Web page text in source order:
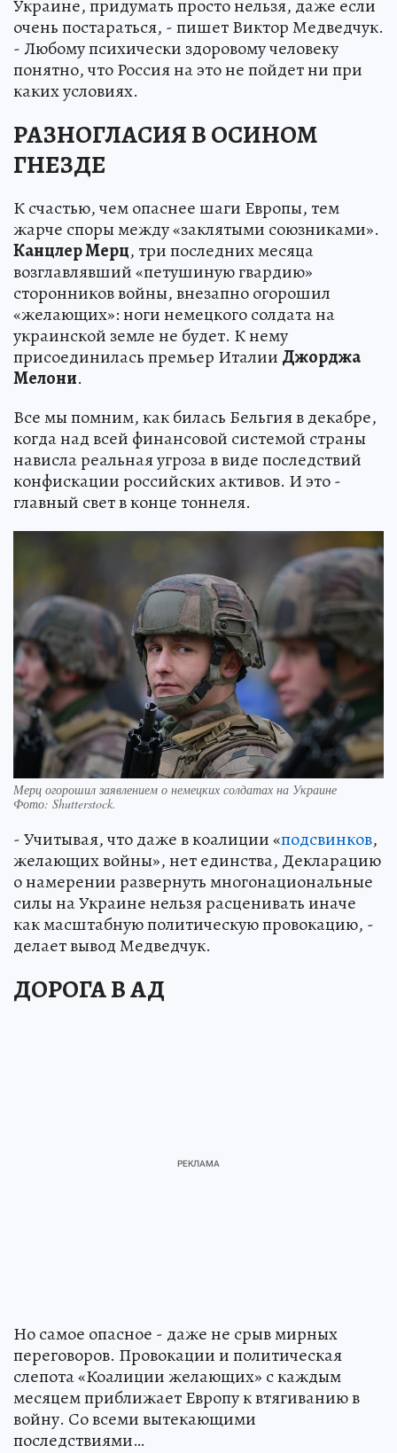
Украине, придумать просто нельзя, даже если
очень постараться, - пишет Виктор Медведчук.
- Любому психически здоровому человеку
понятно, что Россия на это не пойдет ни при
каких условиях.
РАЗНОГЛАСИЯ В ОСИНОМ
ГНЕЗДЕ
К счастью, чем опаснее шаги Европы, тем
жарче споры между «заклятыми союзниками».
Канцлер Мерц, три последних месяца
возглавлявший «петушиную гвардию»
сторонников войны, внезапно огорошил
«желающих»: ноги немецкого солдата на
украинской земле не будет. К нему
присоединилась премьер Италии Джорджа
Мелони.
Все мы помним, как билась Бельгия в декабре,
когда над всей финансовой системой страны
нависла реальная угроза в виде последствий
конфискации российских активов. И это -
главный свет в конце тоннеля.
Мерц огорошил заявлением о немецких солдатах на Украине
Фото: Shutterstock.
- Учитывая, что даже в коалиции «подсвинков,
желающих войны», нет единства, Декларацию
о намерении развернуть многонациональные
силы на Украине нельзя расценивать иначе
как масштабную политическую провокацию, -
делает вывод Медведчук.
ДОРОГА В АД
Но самое опасное - даже не срыв мирных
переговоров. Провокации и политическая
слепота «Коалиции желающих» с каждым
месяцем приближает Европу к втягиванию в
войну. Со всеми вытекающими
последствиями…